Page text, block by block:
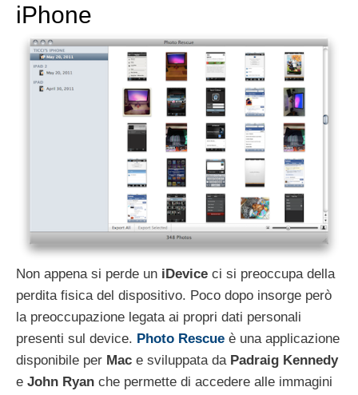
iPhone
Non appena si perde un iDevice ci si preoccupa della
perdita fisica del dispositivo. Poco dopo insorge però
la preoccupazione legata ai propri dati personali
presenti sul device. Photo Rescue è una applicazione
disponibile per Mac e sviluppata da Padraig Kennedy
e John Ryan che permette di accedere alle immagini